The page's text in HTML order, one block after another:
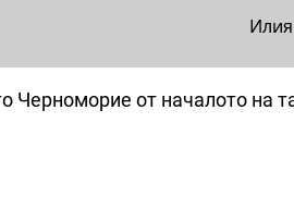
Черноморие от началото на